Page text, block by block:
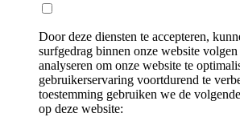
Door deze diensten te accepteren,
surfgedrag binnen onze website
analyseren om onze website te
gebruikerservaring voortdurend te
toestemming gebruiken we de
op deze website: